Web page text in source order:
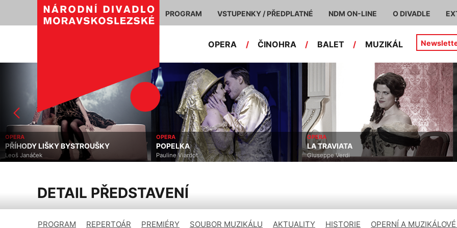
PROGRAM VSTUPENKY / PŘEDPLATNÉ NDM ON-LINE O DIVADLE
OPERA / ČINOHRA / BALET / MUZIKÁL
OPERA
POPELKA
Pauline Viardot
OPERA
LA TRAVIATA
Giuseppe Verdi
ČINOHRA
IDIOT
Fjodor Michajlovič Dostojevskij
DETAIL PŘEDSTAVENÍ
PROGRAM REPERTOÁR PREMIÉRY SOUBOR MUZIKÁLU AKTUALITY HISTORIE OPERNÍ A